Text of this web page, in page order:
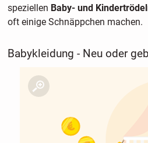
speziellen Baby- und
oft einige Schnäppchen machen.
Babykleidung - Neu oder